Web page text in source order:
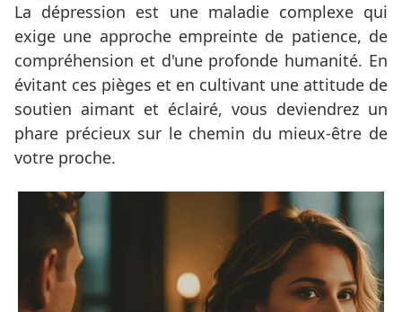
La dépression est une maladie complexe qui
exige une approche empreinte de patience, de
compréhension et d'une profonde humanité. En
évitant ces pièges et en cultivant une attitude de
soutien aimant et éclairé, vous deviendrez un
phare précieux sur le chemin du mieux-être de
votre proche.